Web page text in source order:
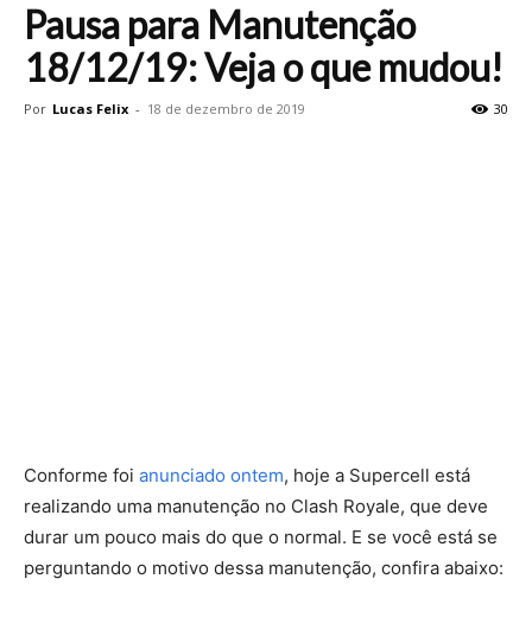
Pausa para Manutenção
18/12/19: Veja o que mudou!
Por Lucas Felix - 18 de dezembro de 2019 30
Conforme foi anunciado ontem, hoje a Supercell está
realizando uma manutenção no Clash Royale, que deve
durar um pouco mais do que o normal. E se você está se
perguntando o motivo dessa manutenção, confira abaixo: